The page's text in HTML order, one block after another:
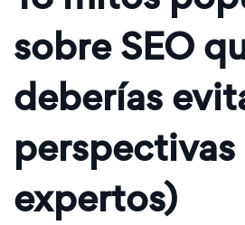
sobre SEO
deberías
expertos)